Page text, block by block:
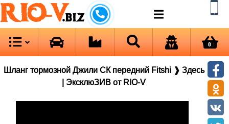
RIO-V.biz
0
Шланг тормозной Джили СК передний Fitshi ❱ Здесь
| ЭксклюЗИВ от RIO-V